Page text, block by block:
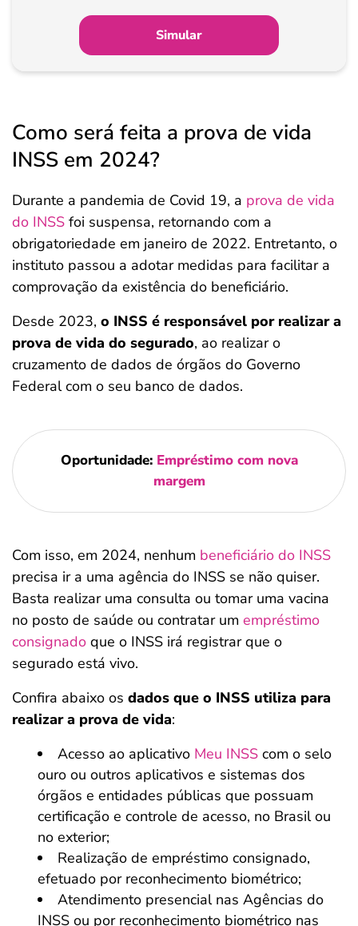
Simular
Como será feita a prova de vida
INSS em 2024?
Durante a pandemia de Covid 19, a prova de vida
do INSS foi suspensa, retornando com a
obrigatoriedade em janeiro de 2022. Entretanto, o
instituto passou a adotar medidas para facilitar a
comprovação da existência do beneficiário.
Desde 2023, o INSS é responsável por realizar a
prova de vida do segurado, ao realizar o
cruzamento de dados de órgãos do Governo
Federal com o seu banco de dados.
Oportunidade: Empréstimo com nova
margem
Com isso, em 2024, nenhum beneficiário do INSS
precisa ir a uma agência do INSS se não quiser.
Basta realizar uma consulta ou tomar uma vacina
no posto de saúde ou contratar um empréstimo
consignado que o INSS irá registrar que o
segurado está vivo.
Confira abaixo os dados que o INSS utiliza para
realizar a prova de vida:
Acesso ao aplicativo Meu INSS com o selo
ouro ou outros aplicativos e sistemas dos
órgãos e entidades públicas que possuam
certificação e controle de acesso, no Brasil ou
no exterior;
Realização de empréstimo consignado,
efetuado por reconhecimento biométrico;
Atendimento presencial nas Agências do
INSS ou por reconhecimento biométrico nas